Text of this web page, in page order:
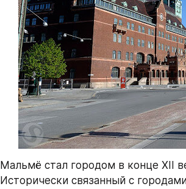
Мальмё стал городом в конце XII
Исторически связанный с